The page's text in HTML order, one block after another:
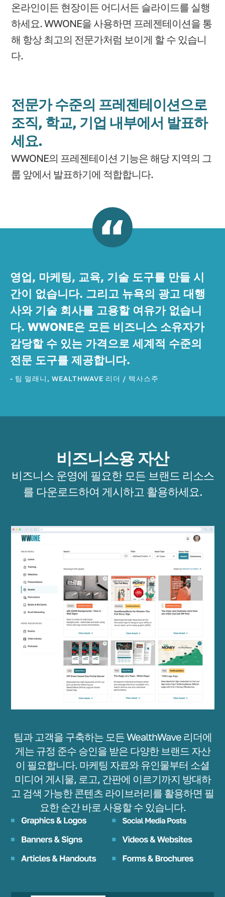
온라인이든 현장이든 어디서든 슬라이드를 실행
하세요. WWONE을 사용하면 프레젠테이션을 통
해 항상 최고의 전문가처럼 보이게 할 수 있습니
다.
전문가 수준의 프레젠테이션으로
조직, 학교, 기업 내부에서 발표하
세요.
WWONE의 프레젠테이션 기능은 해당 지역의 그
룹 앞에서 발표하기에 적합합니다.
영업, 마케팅, 교육, 기술 도구를 만들 시
간이 없습니다. 그리고 뉴욕의 광고 대행
사와 기술 회사를 고용할 여유가 없습니
다. WWONE은 모든 비즈니스 소유자가
감당할 수 있는 가격으로 세계적 수준의
전문 도구를 제공합니다.
- 팀 멀래니, WEALTHWAVE 리더 / 텍사스주
비즈니스용 자산
비즈니스 운영에 필요한 모든 브랜드 리소스
를 다운로드하여 게시하고 활용하세요.
팀과 고객을 구축하는 모든 WealthWave 리더에
게는 규정 준수 승인을 받은 다양한 브랜드 자산
이 필요합니다. 마케팅 자료와 유인물부터 소셜
미디어 게시물, 로고, 간판에 이르기까지 방대하
고 검색 가능한 콘텐츠 라이브러리를 활용하면 필
요한 순간 바로 사용할 수 있습니다.